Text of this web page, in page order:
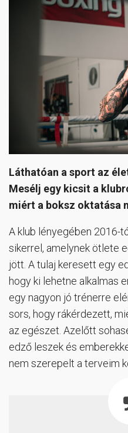
Láthatóan a sport az
Mesélj egy kicsit a
miért a boksz oktatása
A klub lényegében 2016-
sikerrel, amelynek ötlete
jött. A tulaj keresett egy
hogy ki lehetne alkalmas
egy nagyon jó trénerre
sors, hogy rákérdezett,
az egészet. Azelőtt
edző leszek és
nem szerepelt a terveim